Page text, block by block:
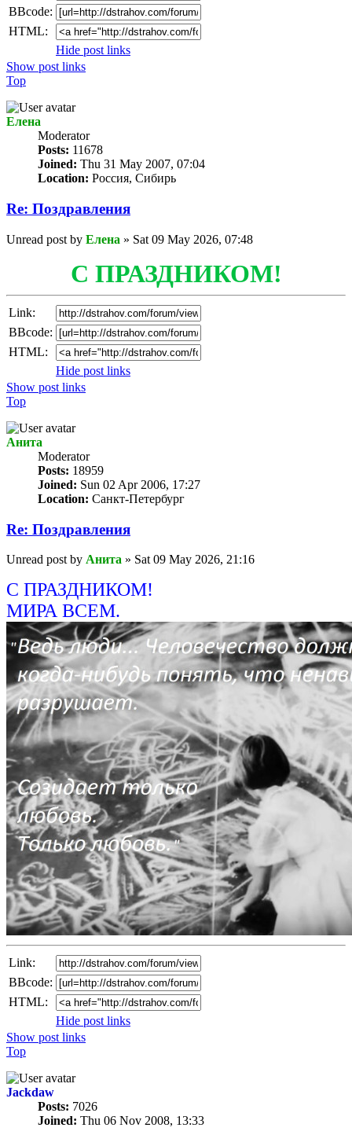
BBcode:
HTML:
Hide post links
Show post links
Top
Елена
Мoderator
Posts: 11678
Joined: Thu 31 May 2007, 07:04
Location: Россия, Сибирь
Re: Поздравлeния
Unread post by Елена » Sat 09 May 2026, 07:48
С ПРАЗДНИКОМ!
Link:
BBcode:
HTML:
Hide post links
Show post links
Top
Анита
Мoderator
Posts: 18959
Joined: Sun 02 Apr 2006, 17:27
Location: Санкт-Петербург
Re: Поздравлeния
Unread post by Анита » Sat 09 May 2026, 21:16
С ПРАЗДНИКОМ!
МИРА ВСЕМ.
Link:
BBcode:
HTML:
Hide post links
Show post links
Top
Jackdaw
Posts: 7026
Joined: Thu 06 Nov 2008, 13:33